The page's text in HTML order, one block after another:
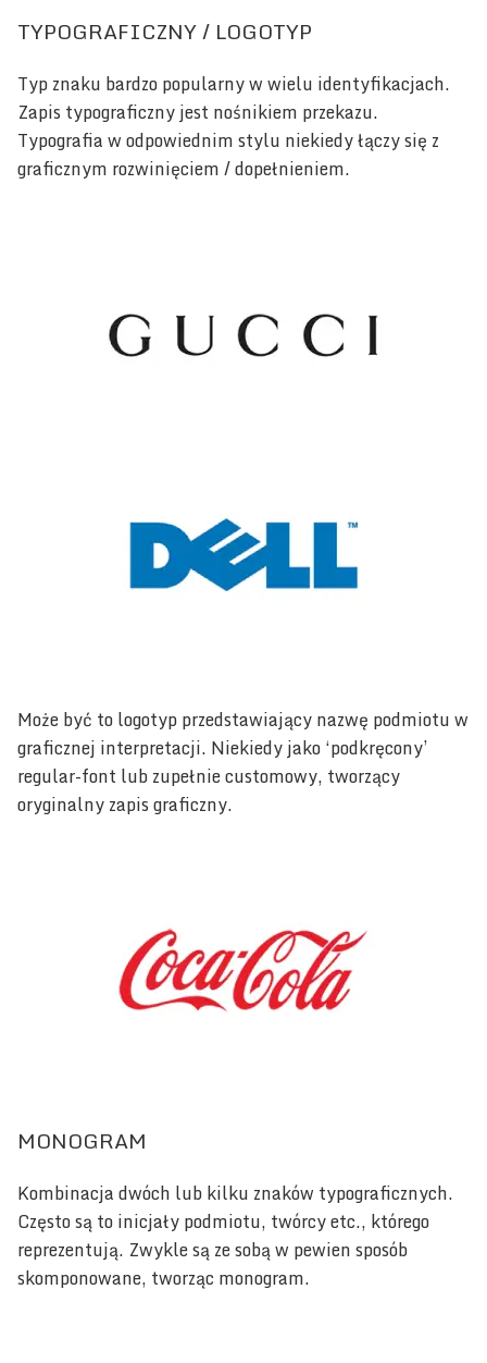
TYPOGRAFICZNY / LOGOTYP
Typ znaku bardzo popularny w wielu identyfikacjach.
Zapis typograficzny jest nośnikiem przekazu.
Typografia w odpowiednim stylu niekiedy łączy się z
graficznym rozwinięciem / dopełnieniem.
Może być to logotyp przedstawiający nazwę podmiotu w
graficznej interpretacji. Niekiedy jako ‘podkręcony’
regular-font lub zupełnie customowy, tworzący
oryginalny zapis graficzny.
MONOGRAM
Kombinacja dwóch lub kilku znaków typograficznych.
Często są to inicjały podmiotu, twórcy etc., którego
reprezentują. Zwykle są ze sobą w pewien sposób
skomponowane, tworząc monogram.